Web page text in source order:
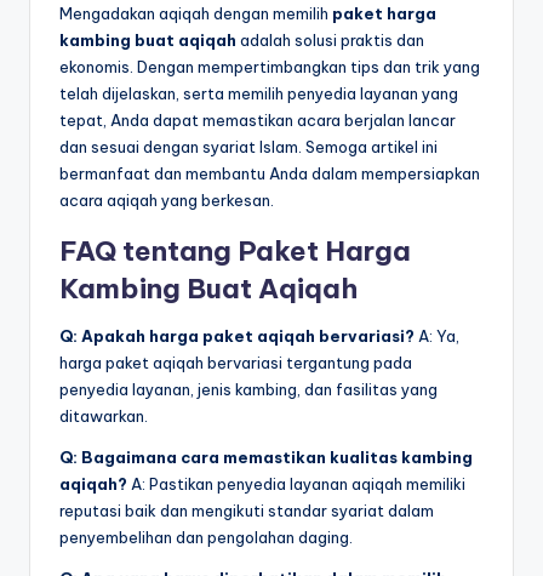
Mengadakan aqiqah dengan memilih paket harga
kambing buat aqiqah adalah solusi praktis dan
ekonomis. Dengan mempertimbangkan tips dan trik yang
telah dijelaskan, serta memilih penyedia layanan yang
tepat, Anda dapat memastikan acara berjalan lancar
dan sesuai dengan syariat Islam. Semoga artikel ini
bermanfaat dan membantu Anda dalam mempersiapkan
acara aqiqah yang berkesan.
FAQ tentang Paket Harga
Kambing Buat Aqiqah
Q: Apakah harga paket aqiqah bervariasi? A: Ya,
harga paket aqiqah bervariasi tergantung pada
penyedia layanan, jenis kambing, dan fasilitas yang
ditawarkan.
Q: Bagaimana cara memastikan kualitas kambing
aqiqah? A: Pastikan penyedia layanan aqiqah memiliki
reputasi baik dan mengikuti standar syariat dalam
penyembelihan dan pengolahan daging.